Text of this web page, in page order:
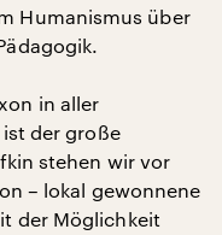
Humanismus über
in aller
der große
stehen wir vor
– lokal gewonnene
der Möglichkeit